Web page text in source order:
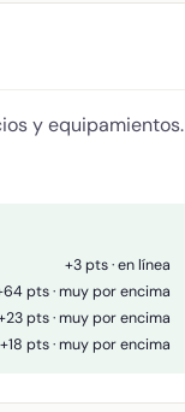
y equipamientos.
+3 pts · en línea
pts · muy por encima
pts · muy por encima
+18 pts · muy por encima